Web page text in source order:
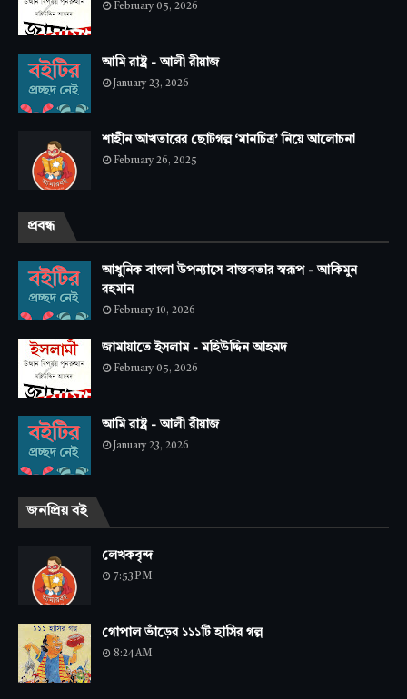
February 05, 2026
আমি রাষ্ট্র - আলী রীয়াজ
January 23, 2026
শাহীন আখতারের ছোটগল্প ‘মানচিত্র’ নিয়ে আলোচনা
February 26, 2025
প্রবন্ধ
আধুনিক বাংলা উপন্যাসে বাস্তবতার স্বরূপ - আকিমুন
রহমান
February 10, 2026
জামায়াতে ইসলাম - মহিউদ্দিন আহমদ
February 05, 2026
আমি রাষ্ট্র - আলী রীয়াজ
January 23, 2026
জনপ্রিয় বই
লেখকবৃন্দ
7:53 PM
গোপাল ভাঁড়ের ১১১টি হাসির গল্প
8:24 AM